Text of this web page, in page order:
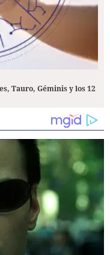
Tauro, Géminis y los 12